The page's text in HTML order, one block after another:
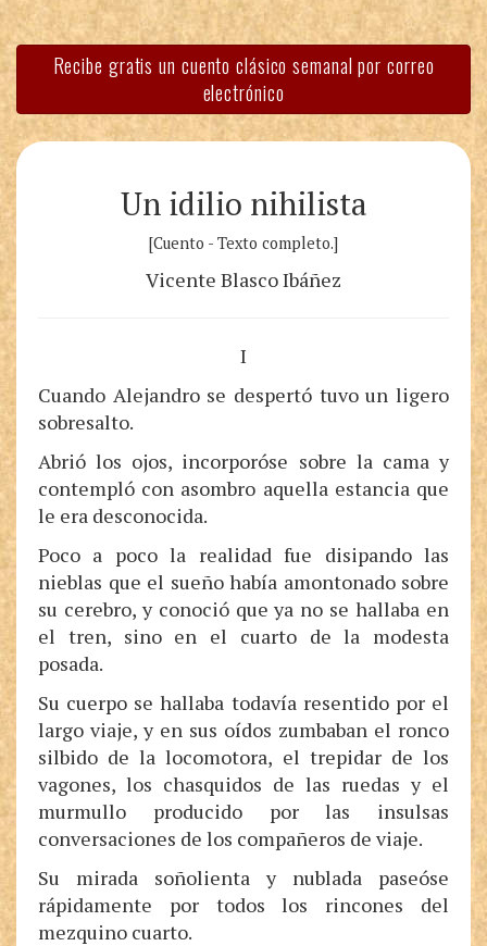
Recibe gratis un cuento clásico semanal por correo
electrónico
Un idilio nihilista
[Cuento - Texto completo.]
Vicente Blasco Ibáñez
I
Cuando Alejandro se despertó tuvo un ligero
sobresalto.
Abrió los ojos, incorporóse sobre la cama y
contempló con asombro aquella estancia que
le era desconocida.
Poco a poco la realidad fue disipando las
nieblas que el sueño había amontonado sobre
su cerebro, y conoció que ya no se hallaba en
el tren, sino en el cuarto de la modesta
posada.
Su cuerpo se hallaba todavía resentido por el
largo viaje, y en sus oídos zumbaban el ronco
silbido de la locomotora, el trepidar de los
vagones, los chasquidos de las ruedas y el
murmullo producido por las insulsas
conversaciones de los compañeros de viaje.
Su mirada soñolienta y nublada paseóse
rápidamente por todos los rincones del
mezquino cuarto.